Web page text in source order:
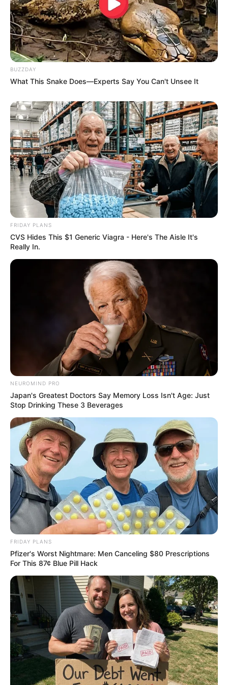
สีมงคล
แจกตาราง สีมงคลตามราศี 2569 ประจำ
เดือนพฤษภาคม โดย อ.รักษ์ เลขเด็ด
MThai เชื่อในสิ่งที่ทำ ทำในสิ่งที่เชื่อ
รับข่าวสารเลขมงคล สถิติเลขดัง ดวงรายวัน รายเดือน รายปี
พร้อมแนะนำวิธีเสริมดวง
ลุ้นรับรางวัลจากกิจกรรมเสริมความเป็นมงคลให้กับตัวท่านเอง
นโยบายการคุ้มครองข้อมูลส่วนบุคคล
เกี่ยวกับเอ็มไทย
TOP CONTENT
วัดสวย
วัดสวยเชียงใหม่
ทำนายฝัน
สถิติหวยรายเดือน
ดวงรายวัน
บทสวดมนต์
วิธีบนไอ้ไข่
ไหว้ท้าวเวสสุวรรณ
วิธีไหว้วัดแขก
วอลเปเปอร์พระแม่ลักษมี
วอลเปเปอร์ ฟรี
สีมงคล
FOLLOW US
Copyright © 2016
เว็บไซต์นี้ใช้คุกกี้
เพื่อการนำเสนอเนื้อหาที่ดี รวมถึงการจัดการข้อมูลส่วนบุคคล เพื่อให้คุณได้รับ
ประสบการณ์ที่ดีบนบริการของเว็บไซต์เรา หากคุณใช้บริการเว็บไซต์นี้ต่อไปโดย
ไม่มีการปรับตั้งค่าใดๆนั้น แสดงว่าคุณยอมรับนโยบายคุกกี้และนโยบายส่วน
บุคคลของเรา
เรียนรู้เพิ่มเติม
BUZZDAY
What This Snake Does—Experts Say You Can't Unsee It
FRIDAY PLANS
CVS Hides This $1 Generic Viagra - Here's The Aisle It's
Really In.
NEUROMIND PRO
Japan's Greatest Doctors Say Memory Loss Isn't Age: Just
Stop Drinking These 3 Beverages
FRIDAY PLANS
Pfizer's Worst Nightmare: Men Canceling $80 Prescriptions
For This 87¢ Blue Pill Hack